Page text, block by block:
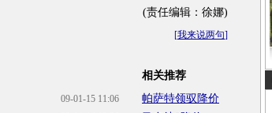
(责任编辑：徐娜)
[我来说两句]
09-01-15 11:06
相关推荐
帕萨特领驭降价